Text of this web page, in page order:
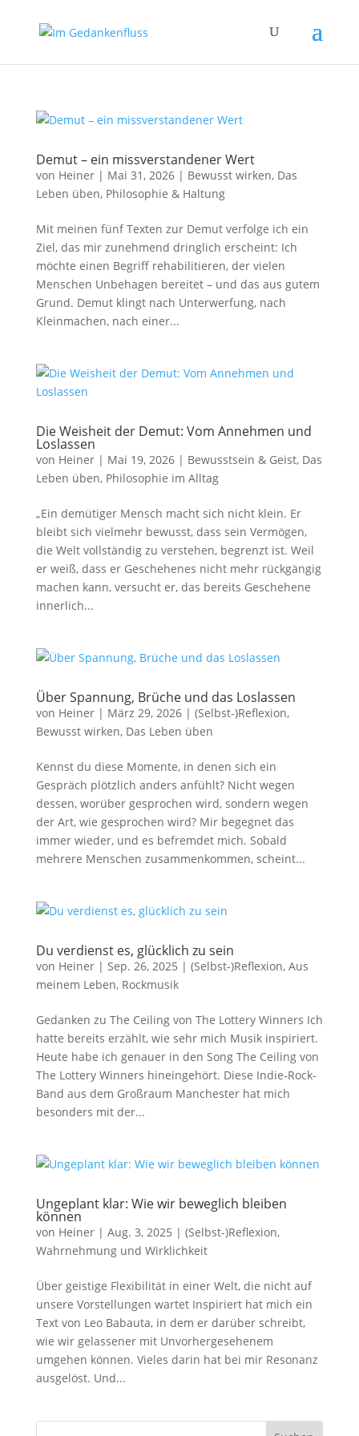
Demut – ein missverstandener Wert
von Heiner| Mai 31, 2026| Bewusst wirken, Das
Leben üben, Philosophie & Haltung
Mit meinen fünf Texten zur Demut verfolge ich ein
Ziel, das mir zunehmend dringlich erscheint: Ich
möchte einen Begriff rehabilitieren, der vielen
Menschen Unbehagen bereitet – und das aus gutem
Grund. Demut klingt nach Unterwerfung, nach
Kleinmachen, nach einer...
Die Weisheit der Demut: Vom Annehmen und
Loslassen
von Heiner| Mai 19, 2026| Bewusstsein & Geist, Das
Leben üben, Philosophie im Alltag
„Ein demütiger Mensch macht sich nicht klein. Er
bleibt sich vielmehr bewusst, dass sein Vermögen,
die Welt vollständig zu verstehen, begrenzt ist. Weil
er weiß, dass er Geschehenes nicht mehr rückgängig
machen kann, versucht er, das bereits Geschehene
innerlich...
Über Spannung, Brüche und das Loslassen
von Heiner| März 29, 2026| (Selbst-)Reflexion,
Bewusst wirken, Das Leben üben
Kennst du diese Momente, in denen sich ein
Gespräch plötzlich anders anfühlt? Nicht wegen
dessen, worüber gesprochen wird, sondern wegen
der Art, wie gesprochen wird? Mir begegnet das
immer wieder, und es befremdet mich. Sobald
mehrere Menschen zusammenkommen, scheint...
Du verdienst es, glücklich zu sein
von Heiner| Sep. 26, 2025 | (Selbst-)Reflexion, Aus
meinem Leben, Rockmusik
Gedanken zu The Ceiling von The Lottery Winners Ich
hatte bereits erzählt, wie sehr mich Musik inspiriert.
Heute habe ich genauer in den Song The Ceiling von
The Lottery Winners hineingehört. Diese Indie-Rock-
Band aus dem Großraum Manchester hat mich
besonders mit der...
Ungeplant klar: Wie wir beweglich bleiben
können
von Heiner| Aug. 3, 2025 | (Selbst-)Reflexion,
Wahrnehmung und Wirklichkeit
Über geistige Flexibilität in einer Welt, die nicht auf
unsere Vorstellungen wartet Inspiriert hat mich ein
Text von Leo Babauta, in dem er darüber schreibt,
wie wir gelassener mit Unvorhergesehenem
umgehen können. Vieles darin hat bei mir Resonanz
ausgelöst. Und...